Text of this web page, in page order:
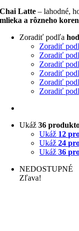
Chai Latte – lahodné,
mlieka a rôzneho
Zoradiť podľa
Zoradiť
Zoradiť
Zoradiť
Zoradiť
Zoradiť
Zoradiť
Ukáž36
Ukáž 12
Ukáž24
Ukáž36
NEDOSTUPNÉ
Zľava!